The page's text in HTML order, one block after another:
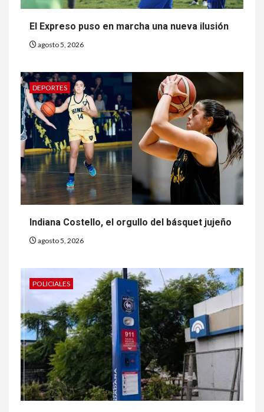
El Expreso puso en marcha una nueva ilusión
agosto 5, 2026
DEPORTES
Indiana Costello, el orgullo del básquet jujeño
agosto 5, 2026
POLICIALES